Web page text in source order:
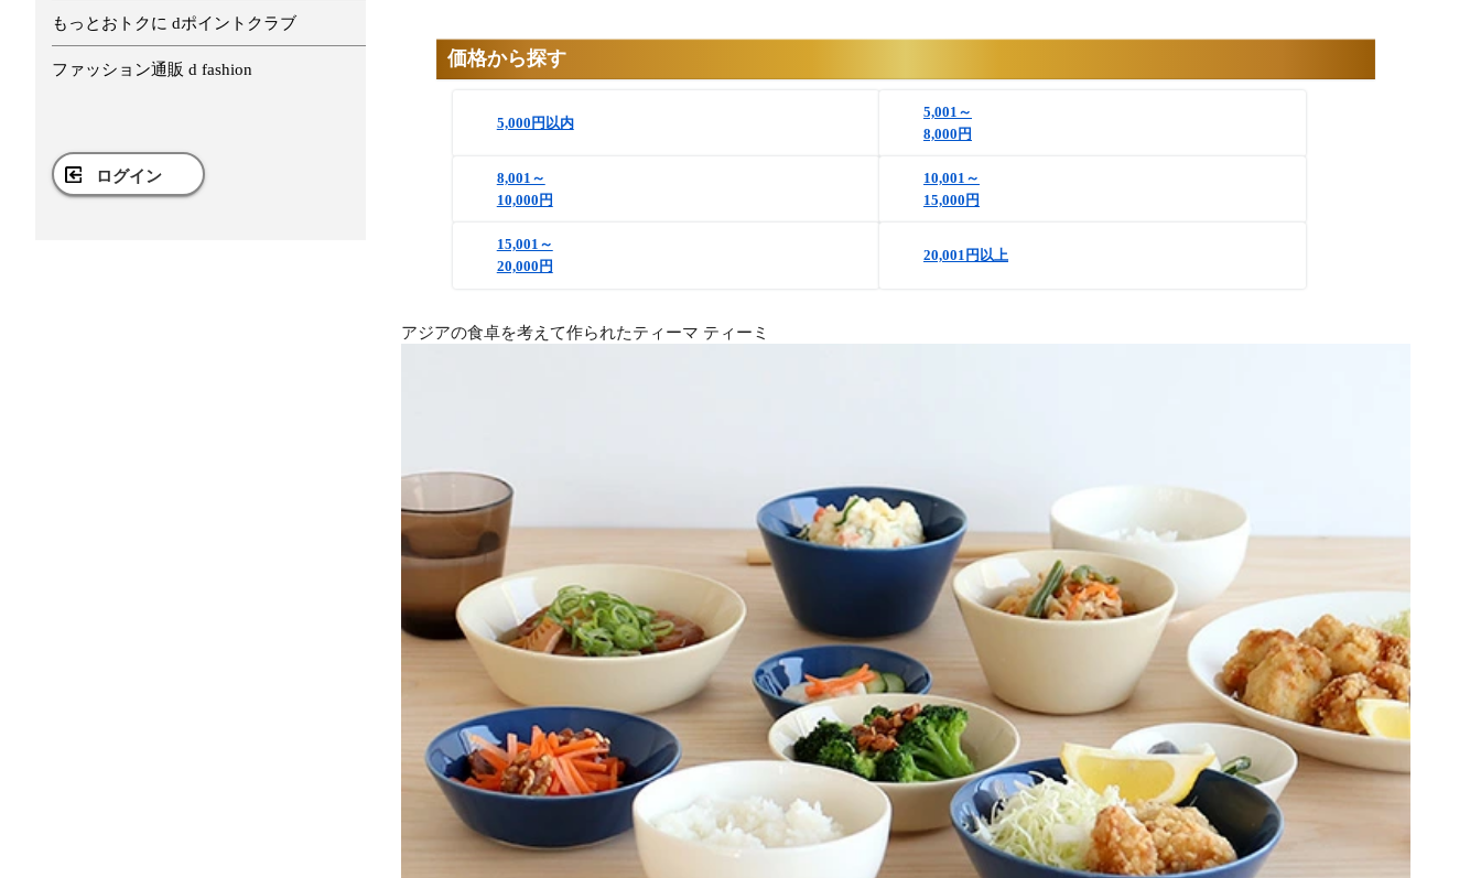
もっとおトクに dポイントクラブ
ファッション通販 d fashion
ログイン
価格から探す
5,000円以内
5,001～
8,000円
8,001～
10,000円
10,001～
15,000円
15,001～
20,000円
20,001円以上
アジアの食卓を考えて作られたティーマ ティーミ